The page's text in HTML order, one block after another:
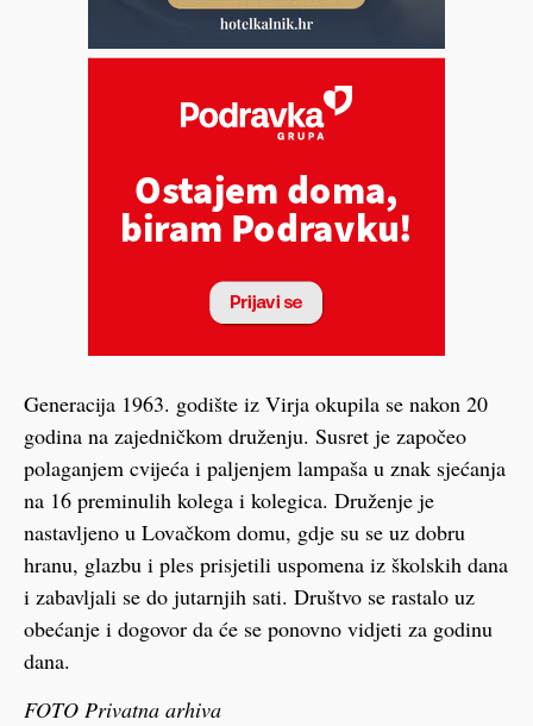
Generacija 1963. godište iz Virja okupila se nakon 20
godina na zajedničkom druženju. Susret je započeo
polaganjem cvijeća i paljenjem lampaša u znak sjećanja
na 16 preminulih kolega i kolegica. Druženje je
nastavljeno u Lovačkom domu, gdje su se uz dobru
hranu, glazbu i ples prisjetili uspomena iz školskih dana
i zabavljali se do jutarnjih sati. Društvo se rastalo uz
obećanje i dogovor da će se ponovno vidjeti za godinu
dana.
FOTO Privatna arhiva